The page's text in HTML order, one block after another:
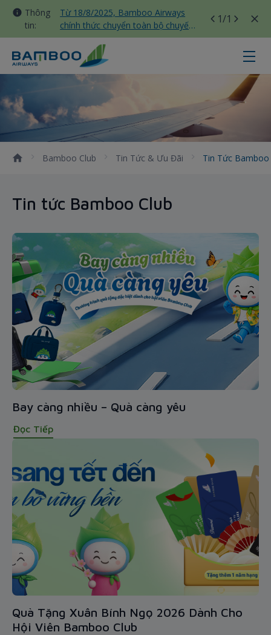
Thông
tin:
Từ 18/8/2025, Bamboo Airways
chính thức chuyển toàn bộ chuyến
bay nội địa sang nhà ga T3 Tân
Sơn Nhất
1/1
Tin tức Bamboo Club - Bamboo
Bamboo Club Tin Tức & Ưu Đãi Tin Tức
Tin tức Bamboo Club
Bay càng nhiều – Quà càng yêu
Đọc Tiếp
Quà Tặng Xuân Bính Ngọ 2026 Dành Cho
Hội Viên Bamboo Club